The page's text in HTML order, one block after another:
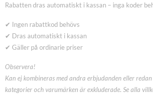
Rabatten dras automatiskt i kassan – inga koder
✔ Ingen rabattkod behövs
✔ Dras automatiskt i kassan
✔ Gäller på ordinarie priser
Observera!
Kan ej kombineras med andra erbjudanden eller
kategorier och varumärken är exkluderade. Se alla